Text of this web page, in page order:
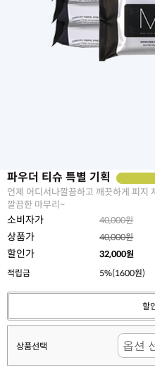
파우더 티슈 특별 기획
언제 어디서나깔끔하고 깨끗하게 피지
깔끔한 마무리~
소비자가 40,000원
상품가 40,000원
할인가 32,000원
적립금
5%(1600원)
할
상품선택